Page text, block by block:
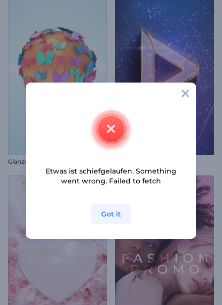
Etwas ist schiefgelaufen. Something
went wrong. Failed to fetch
Got it